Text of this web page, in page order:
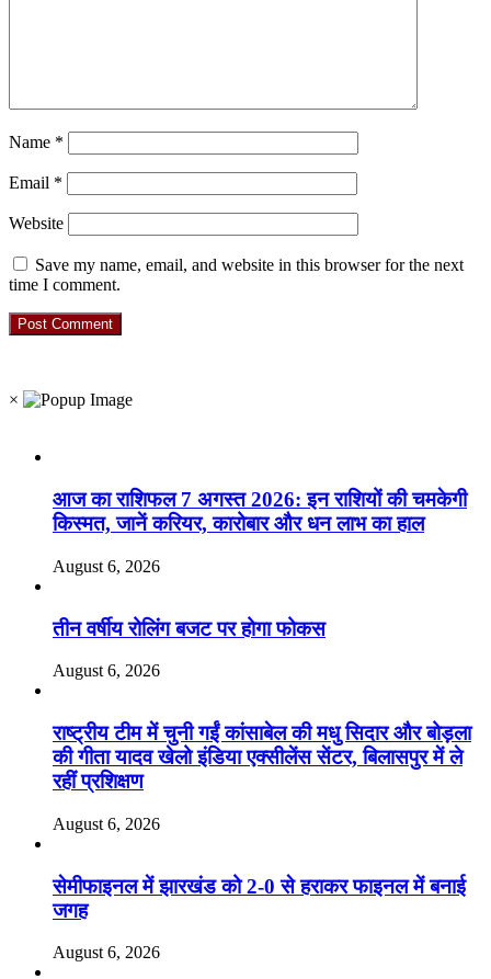
Name *
Email *
Website
Save my name, email, and website in this browser for the next
time I comment.
×
आज का राशिफल 7 अगस्त 2026: इन राशियों की चमकेगी
किस्मत, जानें करियर, कारोबार और धन लाभ का हाल
August 6, 2026
तीन वर्षीय रोलिंग बजट पर होगा फोकस
August 6, 2026
राष्ट्रीय टीम में चुनी गईं कांसाबेल की मधु सिदार और बोड़ला
की गीता यादव खेलो इंडिया एक्सीलेंस सेंटर, बिलासपुर में ले
रहीं प्रशिक्षण
August 6, 2026
सेमीफाइनल में झारखंड को 2-0 से हराकर फाइनल में बनाई
जगह
August 6, 2026